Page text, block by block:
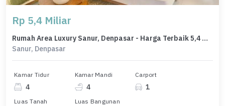
Rp 5,4 Miliar
Rumah Area Luxury Sanur, Denpasar - Harga Terbaik 5,4 Miliar
Sanur, Denpasar
Kamar Tidur
4
Kamar Mandi
4
Carport
1
Luas Tanah Luas Bangunan